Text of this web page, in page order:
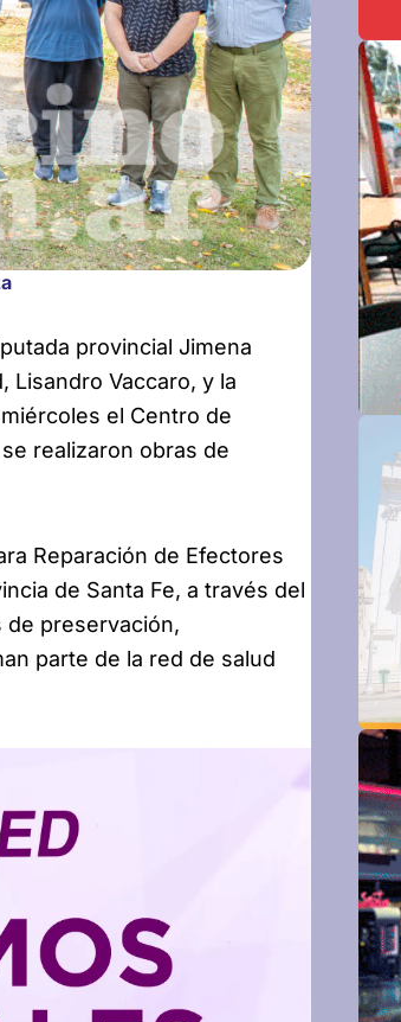
provincial Jimena
Lisandro Vaccaro, y la
el Centro de
realizaron obras de
Reparación de Efectores
de Santa Fe, a través del
de preservación,
parte de la red de salud